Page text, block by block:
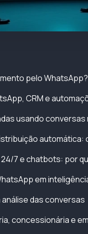
pelo WhatsApp?
CRM e
usando
automática:
7 e chatbots: por
em
das conversas
concessionária e